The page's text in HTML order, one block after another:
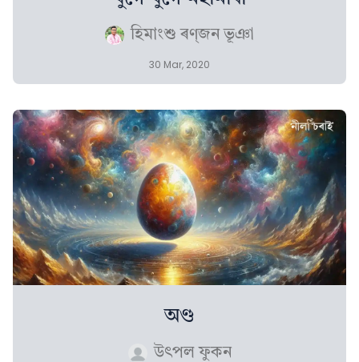
হিমাংশু ৰণ্‌জন ভূঞা
30 Mar, 2020
অণ্ড
উৎপল ফুকন